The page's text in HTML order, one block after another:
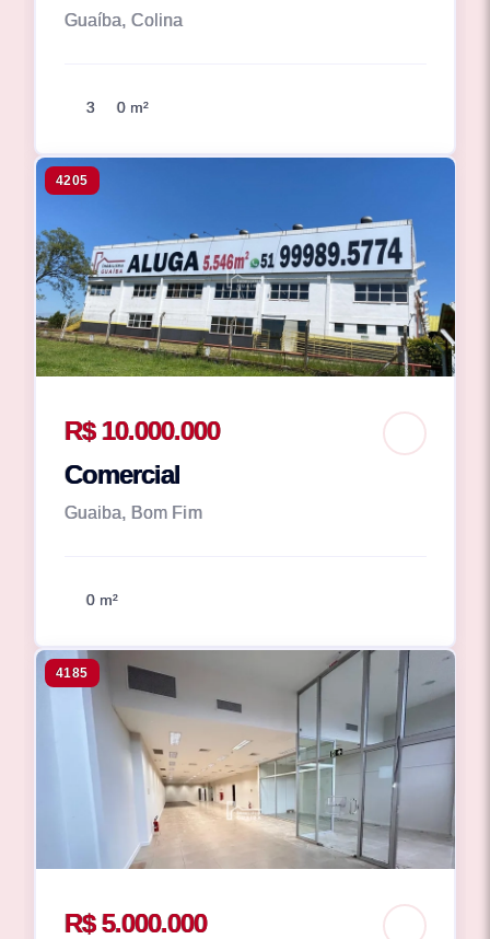
Guaíba, Colina
3 0 m²
4205
R$ 10.000.000
Comercial
Guaiba, Bom Fim
0 m²
4185
R$ 5.000.000